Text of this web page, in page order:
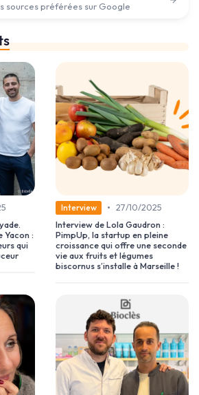
sources préférées sur Google
Yacon :
qui
Interview • 27/10/2025
Interview de Lola Gaudron :
PimpUp, la startup en pleine
croissance qui offre une seconde
vie aux fruits et légumes
biscornus s’installe à Marseille !